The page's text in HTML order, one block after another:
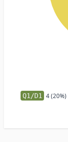
Q1/D1 4 (20%)